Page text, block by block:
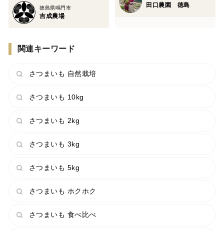
徳島県鳴門市
吉成農場
田口農園 徳島
関連キーワード
さつまいも 自然栽培
さつまいも 10kg
さつまいも 2kg
さつまいも 3kg
さつまいも 5kg
さつまいも ホクホク
さつまいも 食べ比べ